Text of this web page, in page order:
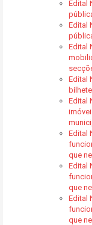
Edital
Edital
Edital
Edital
Edital
Edital
que
Edital
que
Edital
que